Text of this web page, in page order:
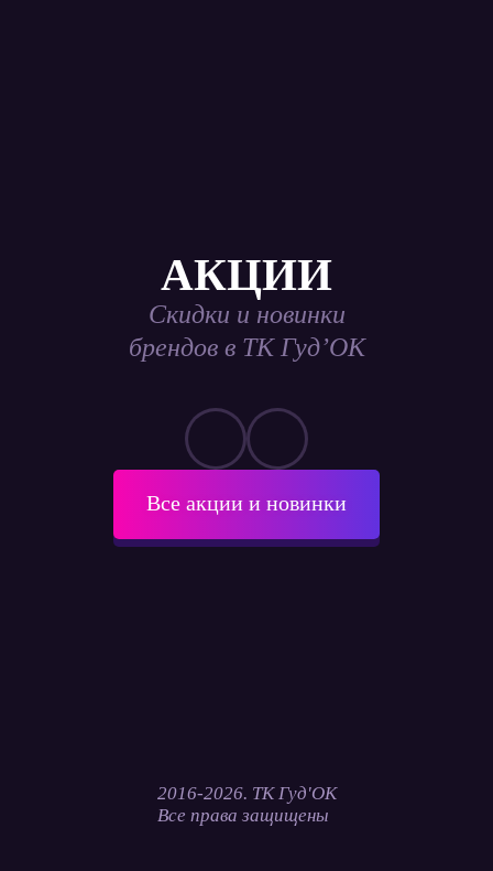
АКЦИИ
Скидки и новинки
брендов в ТК Гуд’ОК
Все акции и новинки
2016-2026. ТК Гуд'ОК
Все права защищены